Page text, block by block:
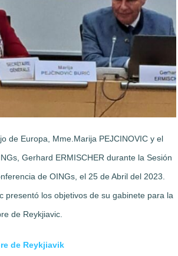
de Europa, Mme.Marija PEJCINOVIC y el
Gerhard ERMISCHER durante la Sesión
de OINGs, el 25 de Abril del 2023.
presentó los objetivos de su gabinete para la
de Reykjiavic.
de Reykjiavik